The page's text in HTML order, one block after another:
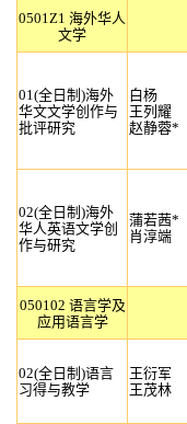
0501Z1 海外华人
文学
01(全日制)海外
华文文学创作与
批评研究
白杨
王列耀
赵静蓉*
02(全日制)海外
华人英语文学创
作与研究
蒲若茜*
肖淳端
050102 语言学及
应用语言学
02(全日制)语言
习得与教学
王衍军
王茂林